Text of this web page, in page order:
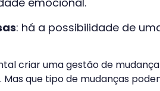
: há a possibilidade de
criar uma gestão de
Mas que tipo de mudanças